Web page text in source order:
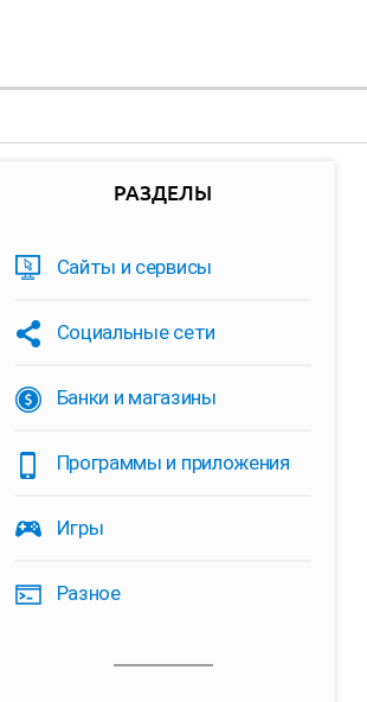
РАЗДЕЛЫ
Сайты и сервисы
Социальные сети
Банки и магазины
Программы и приложения
Игры
Разное